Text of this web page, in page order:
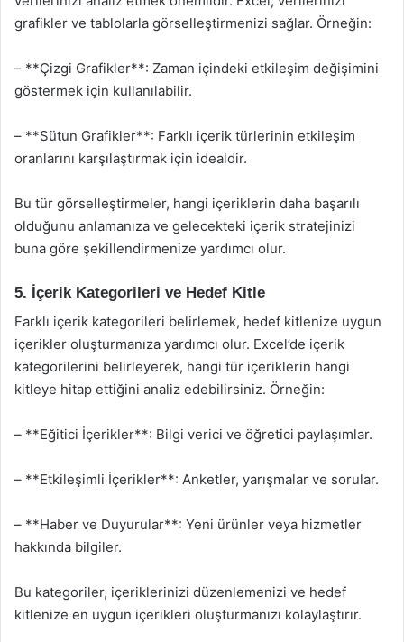
grafikler ve tablolarla görselleştirmenizi sağlar. Örneğin:
– **Çizgi Grafikler**: Zaman içindeki etkileşim değişimini
göstermek için kullanılabilir.
– **Sütun Grafikler**: Farklı içerik türlerinin etkileşim
oranlarını karşılaştırmak için idealdir.
Bu tür görselleştirmeler, hangi içeriklerin daha başarılı
olduğunu anlamanıza ve gelecekteki içerik stratejinizi
buna göre şekillendirmenize yardımcı olur.
5. İçerik Kategorileri ve Hedef Kitle
Farklı içerik kategorileri belirlemek, hedef kitlenize uygun
içerikler oluşturmanıza yardımcı olur. Excel’de içerik
kategorilerini belirleyerek, hangi tür içeriklerin hangi
kitleye hitap ettiğini analiz edebilirsiniz. Örneğin:
– **Eğitici İçerikler**: Bilgi verici ve öğretici paylaşımlar.
– **Etkileşimli İçerikler**: Anketler, yarışmalar ve sorular.
– **Haber ve Duyurular**: Yeni ürünler veya hizmetler
hakkında bilgiler.
Bu kategoriler, içeriklerinizi düzenlemenizi ve hedef
kitlenize en uygun içerikleri oluşturmanızı kolaylaştırır.